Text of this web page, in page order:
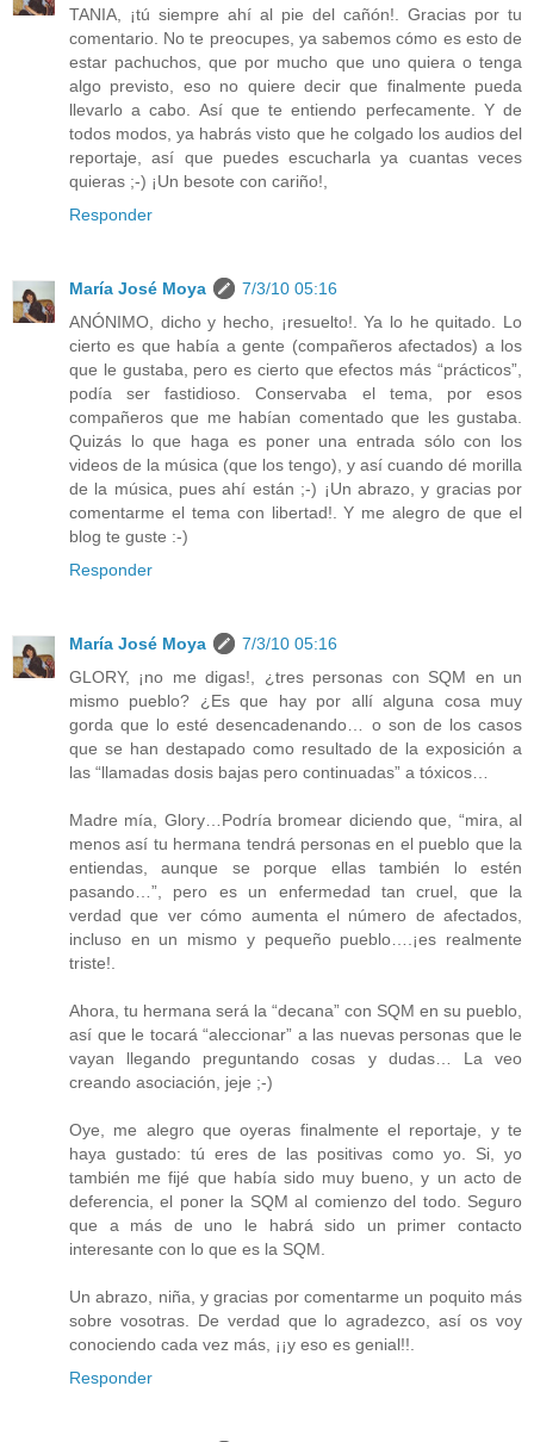
TANIA, ¡tú siempre ahí al pie del cañón!. Gracias por tu
comentario. No te preocupes, ya sabemos cómo es esto de
estar pachuchos, que por mucho que uno quiera o tenga
algo previsto, eso no quiere decir que finalmente pueda
llevarlo a cabo. Así que te entiendo perfecamente. Y de
todos modos, ya habrás visto que he colgado los audios del
reportaje, así que puedes escucharla ya cuantas veces
quieras ;-) ¡Un besote con cariño!,
Responder
María José Moya
7/3/10 05:16
ANÓNIMO, dicho y hecho, ¡resuelto!. Ya lo he quitado. Lo
cierto es que había a gente (compañeros afectados) a los
que le gustaba, pero es cierto que efectos más “prácticos”,
podía ser fastidioso. Conservaba el tema, por esos
compañeros que me habían comentado que les gustaba.
Quizás lo que haga es poner una entrada sólo con los
videos de la música (que los tengo), y así cuando dé morilla
de la música, pues ahí están ;-) ¡Un abrazo, y gracias por
comentarme el tema con libertad!. Y me alegro de que el
blog te guste :-)
Responder
María José Moya
7/3/10 05:16
GLORY, ¡no me digas!, ¿tres personas con SQM en un
mismo pueblo? ¿Es que hay por allí alguna cosa muy
gorda que lo esté desencadenando… o son de los casos
que se han destapado como resultado de la exposición a
las “llamadas dosis bajas pero continuadas” a tóxicos…
Madre mía, Glory…Podría bromear diciendo que, “mira, al
menos así tu hermana tendrá personas en el pueblo que la
entiendas, aunque se porque ellas también lo estén
pasando…”, pero es un enfermedad tan cruel, que la
verdad que ver cómo aumenta el número de afectados,
incluso en un mismo y pequeño pueblo….¡es realmente
triste!.
Ahora, tu hermana será la “decana” con SQM en su pueblo,
así que le tocará “aleccionar” a las nuevas personas que le
vayan llegando preguntando cosas y dudas… La veo
creando asociación, jeje ;-)
Oye, me alegro que oyeras finalmente el reportaje, y te
haya gustado: tú eres de las positivas como yo. Si, yo
también me fijé que había sido muy bueno, y un acto de
deferencia, el poner la SQM al comienzo del todo. Seguro
que a más de uno le habrá sido un primer contacto
interesante con lo que es la SQM.
Un abrazo, niña, y gracias por comentarme un poquito más
sobre vosotras. De verdad que lo agradezco, así os voy
conociendo cada vez más, ¡¡y eso es genial!!.
Responder